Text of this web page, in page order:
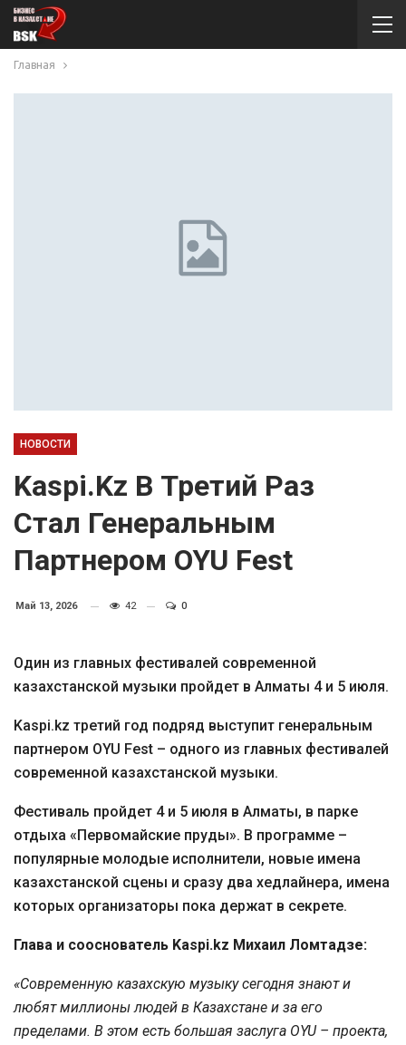
Главная
НОВОСТИ
Kaspi.kz В Третий Раз
Стал Генеральным
Партнером OYU Fest
Май 13, 2026 42 0
Один из главных фестивалей современной
казахстанской музыки пройдет в Алматы 4 и 5 июля.
Kaspi.kz третий год подряд выступит генеральным
партнером OYU Fest – одного из главных фестивалей
современной казахстанской музыки.
Фестиваль пройдет 4 и 5 июля в Алматы, в парке
отдыха «Первомайские пруды». В программе –
популярные молодые исполнители, новые имена
казахстанской сцены и сразу два хедлайнера, имена
которых организаторы пока держат в секрете.
Глава и сооснователь Kaspi.kz Михаил Ломтадзе:
«Современную казахскую музыку сегодня знают и
любят миллионы людей в Казахстане и за его
пределами. В этом есть большая заслуга OYU – проекта,